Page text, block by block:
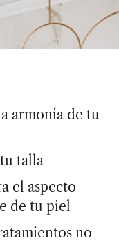
armonía de tu
talla
el aspecto
de tu piel
no